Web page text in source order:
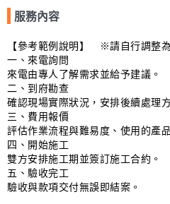
服務內容
【參考範例說明】　※請自行調整
一、來電詢問
來電由專人了解需求並給予建議。
二、到府勘查
確認現場實際狀況，安排後續處理
三、費用報價
評估作業流程與難易度、使用的產
四、開始施工
雙方安排施工期並簽訂施工合約。
五、驗收完工
驗收與款項交付無誤即結案。